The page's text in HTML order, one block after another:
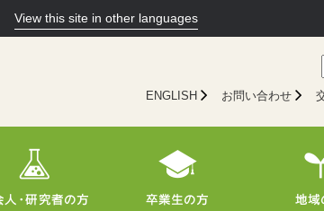
View this site in other languages
ENGLISH お問い合わせ